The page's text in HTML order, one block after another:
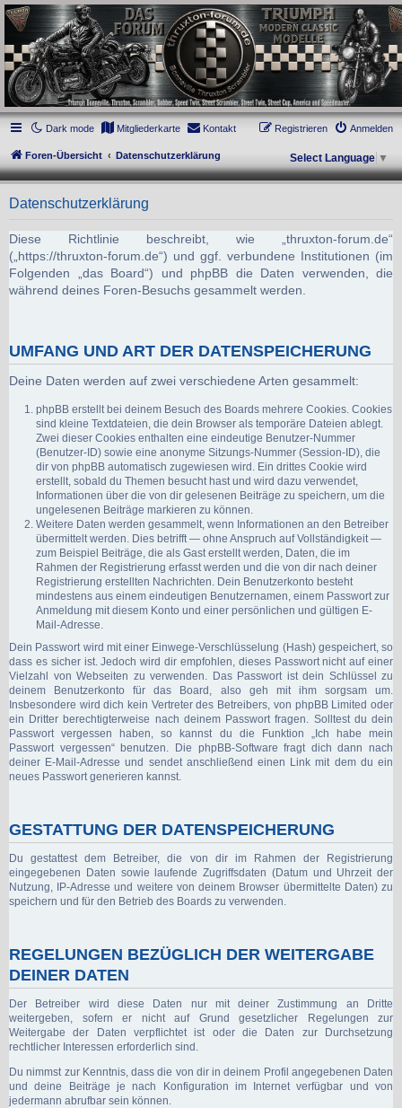
thruxton-forum.de
DAS FORUM! Alles rund um die Triumph Modern Classic Modelle. Das Forum für
die New Bonneville Baureihen ab BJ 2001. Triumph Bonneville, Thruxton,
Scrambler, Bobber, Speed Twin, Street Scrambler, Street Twin, Street Cup, America
und Speedmaster.
Dark mode
Mitgliederkarte Kontakt Anmelden
Registrieren
Foren-Übersicht Datenschutzerklärung Select Language ▼
Datenschutzerklärung
Diese Richtlinie beschreibt, wie „thruxton-forum.de“
(„https://thruxton-forum.de“) und ggf. verbundene Institutionen (im
Folgenden „das Board“) und phpBB die Daten verwenden, die
während deines Foren-Besuchs gesammelt werden.
UMFANG UND ART DER DATENSPEICHERUNG
Deine Daten werden auf zwei verschiedene Arten gesammelt:
phpBB erstellt bei deinem Besuch des Boards mehrere Cookies. Cookies
sind kleine Textdateien, die dein Browser als temporäre Dateien ablegt.
Zwei dieser Cookies enthalten eine eindeutige Benutzer-Nummer
(Benutzer-ID) sowie eine anonyme Sitzungs-Nummer (Session-ID), die
dir von phpBB automatisch zugewiesen wird. Ein drittes Cookie wird
erstellt, sobald du Themen besucht hast und wird dazu verwendet,
Informationen über die von dir gelesenen Beiträge zu speichern, um die
ungelesenen Beiträge markieren zu können.
Weitere Daten werden gesammelt, wenn Informationen an den Betreiber
übermittelt werden. Dies betrifft — ohne Anspruch auf Vollständigkeit —
zum Beispiel Beiträge, die als Gast erstellt werden, Daten, die im
Rahmen der Registrierung erfasst werden und die von dir nach deiner
Registrierung erstellten Nachrichten. Dein Benutzerkonto besteht
mindestens aus einem eindeutigen Benutzernamen, einem Passwort zur
Anmeldung mit diesem Konto und einer persönlichen und gültigen E-
Mail-Adresse.
Dein Passwort wird mit einer Einwege-Verschlüsselung (Hash) gespeichert, so
dass es sicher ist. Jedoch wird dir empfohlen, dieses Passwort nicht auf einer
Vielzahl von Webseiten zu verwenden. Das Passwort ist dein Schlüssel zu
deinem Benutzerkonto für das Board, also geh mit ihm sorgsam um.
Insbesondere wird dich kein Vertreter des Betreibers, von phpBB Limited oder
ein Dritter berechtigterweise nach deinem Passwort fragen. Solltest du dein
Passwort vergessen haben, so kannst du die Funktion „Ich habe mein
Passwort vergessen“ benutzen. Die phpBB-Software fragt dich dann nach
deiner E-Mail-Adresse und sendet anschließend einen Link mit dem du ein
neues Passwort generieren kannst.
GESTATTUNG DER DATENSPEICHERUNG
Du gestattest dem Betreiber, die von dir im Rahmen der Registrierung
eingegebenen Daten sowie laufende Zugriffsdaten (Datum und Uhrzeit der
Nutzung, IP-Adresse und weitere von deinem Browser übermittelte Daten) zu
speichern und für den Betrieb des Boards zu verwenden.
REGELUNGEN BEZÜGLICH DER WEITERGABE
DEINER DATEN
Der Betreiber wird diese Daten nur mit deiner Zustimmung an Dritte
weitergeben, sofern er nicht auf Grund gesetzlicher Regelungen zur
Weitergabe der Daten verpflichtet ist oder die Daten zur Durchsetzung
rechtlicher Interessen erforderlich sind.
Du nimmst zur Kenntnis, dass die von dir in deinem Profil angegebenen Daten
und deine Beiträge je nach Konfiguration im Internet verfügbar und von
jedermann abrufbar sein können.